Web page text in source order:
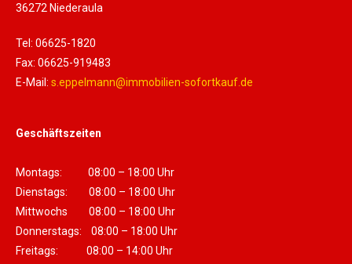
36272 Niederaula
Tel: 06625-1820
Fax: 06625-919483
E-Mail: s.eppelmann@immobilien-sofortkauf.de
Geschäftszeiten
Montags: 08:00 – 18:00 Uhr
Dienstags: 08:00 – 18:00 Uhr
Mittwochs 08:00 – 18:00 Uhr
Donnerstags: 08:00 – 18:00 Uhr
Freitags: 08:00 – 14:00 Uhr